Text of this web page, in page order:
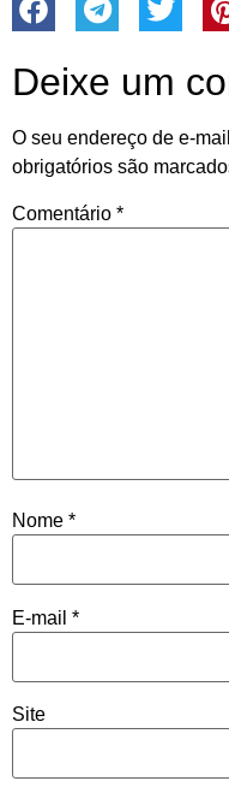
Deixe um
O seu endereço de e-
obrigatórios são
Comentário *
Nome *
E-mail *
Site